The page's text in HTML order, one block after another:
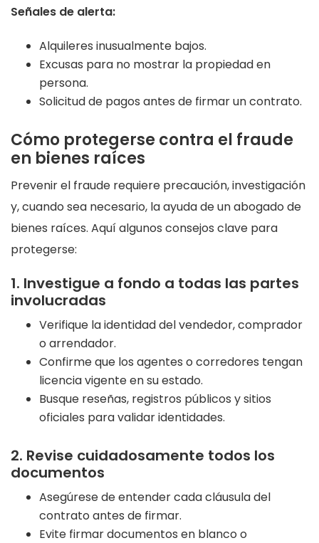
Señales de alerta:
Alquileres inusualmente bajos.
Excusas para no mostrar la propiedad en
persona.
Solicitud de pagos antes de firmar un contrato.
Cómo protegerse contra el fraude
en bienes raíces
Prevenir el fraude requiere precaución, investigación
y, cuando sea necesario, la ayuda de un abogado de
bienes raíces. Aquí algunos consejos clave para
protegerse:
1. Investigue a fondo a todas las partes
involucradas
Verifique la identidad del vendedor, comprador
o arrendador.
Confirme que los agentes o corredores tengan
licencia vigente en su estado.
Busque reseñas, registros públicos y sitios
oficiales para validar identidades.
2. Revise cuidadosamente todos los
documentos
Asegúrese de entender cada cláusula del
contrato antes de firmar.
Evite firmar documentos en blanco o